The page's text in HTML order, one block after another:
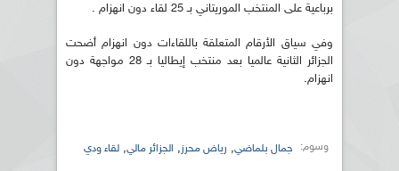
برباعية على المنتخب الموريتاني بـ 25 لقاء دون انهزام .
وفي سياق الأرقام المتعلقة باللقاءات دون انهزام أضحت
الجزائر الثانية عالميا بعد منتخب إيطاليا بـ 28 مواجهة دون
انهزام.
وسوم: جمال بلماضي, رياض محرز, الجزائر مالي, لقاء ودي